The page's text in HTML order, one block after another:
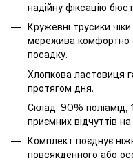
надійну фіксацію
Кружевні трусики
мережива комфортно
посадку.
Хлопкова ластовиця
протягом дня.
Склад: 90% поліамід,
приємних відчуттів на
Комплект поєднує
повсякденного або